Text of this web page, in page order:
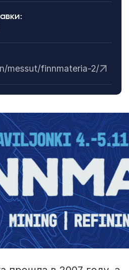
messut/finnmateria-2/